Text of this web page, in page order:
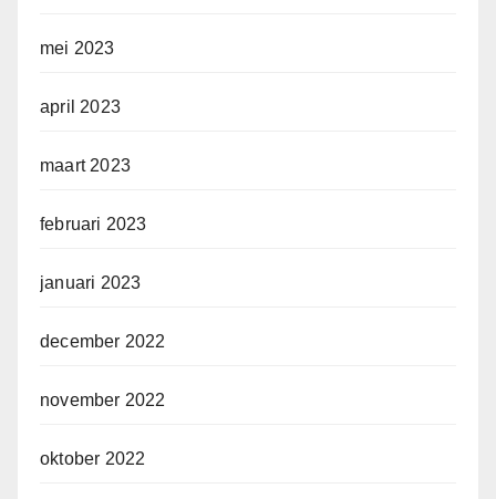
mei 2023
april 2023
maart 2023
februari 2023
januari 2023
december 2022
november 2022
oktober 2022